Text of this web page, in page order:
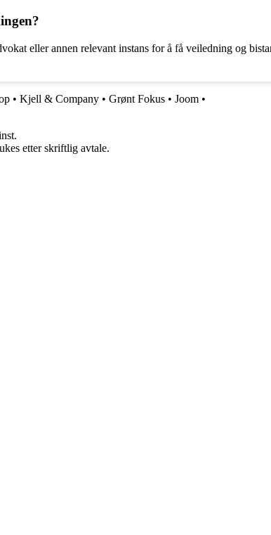
eller annen relevant instans for å få veiledning og
• Kjell & Company • Grønt Fokus • Joom •
etter skriftlig avtale.